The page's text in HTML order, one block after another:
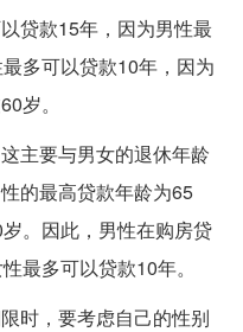
贷款15年，因为男性最
多可以贷款10年，因为
岁。
主要与男女的退休年龄
的最高贷款年龄为65
。因此，男性在购房贷
最多可以贷款10年。
时，要考虑自己的性别